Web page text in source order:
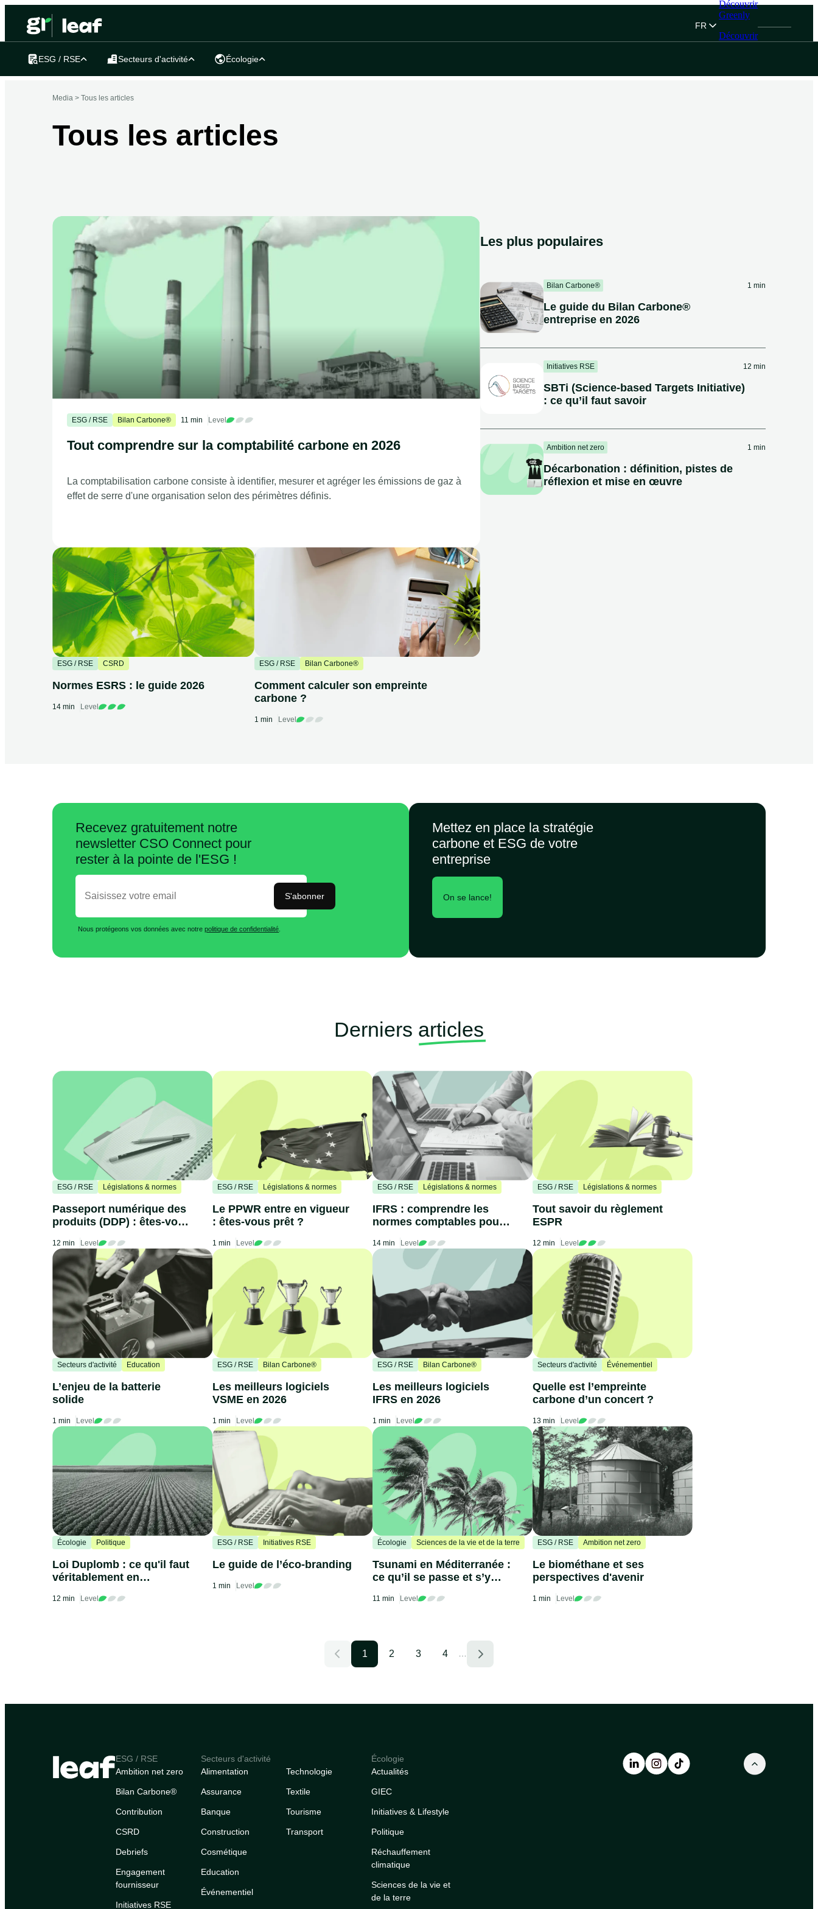
FR
Découvrir
Greenly
Découvrir
ESG / RSE Secteurs d'activité Écologie
Media >Tous les articles
Tous les articles
ESG / RSE Bilan Carbone® 11 min Level
Tout comprendre sur la comptabilité carbone en 2026
La comptabilisation carbone consiste à identifier, mesurer et agréger les émissions de gaz à
effet de serre d'une organisation selon des périmètres définis.
ESG / RSE CSRD
Normes ESRS : le guide 2026
14 min Level
ESG / RSE Bilan Carbone®
Comment calculer son empreinte
carbone ?
1 min Level
Les plus populaires
Bilan Carbone® 1 min
Le guide du Bilan Carbone®
entreprise en 2026
Initiatives RSE 12 min
SBTi (Science-based Targets Initiative)
: ce qu’il faut savoir
Ambition net zero 1 min
Décarbonation : définition, pistes de
réflexion et mise en œuvre
Recevez gratuitement notre
newsletter CSO Connect pour
rester à la pointe de l'ESG !
S'abonner
Nous protégeons vos données avec notrepolitique de confidentialité
Mettez en place la stratégie
carbone et ESG de votre
entreprise
On se lance!
Derniers articles
ESG / RSE Législations & normes
Passeport numérique des
produits (DDP) : êtes-vous
12 min Level
ESG / RSE Législations & normes
Le PPWR entre en vigueur
: êtes-vous prêt ?
1 min Level
ESG / RSE Législations & normes
IFRS : comprendre les
normes comptables pour
14 min Level
ESG / RSE Législations & normes
Tout savoir du règlement
ESPR
12 min Level
Secteurs d'activité Education
L’enjeu de la batterie
solide
1 min Level
ESG / RSE Bilan Carbone®
Les meilleurs logiciels
VSME en 2026
1 min Level
ESG / RSE Bilan Carbone®
Les meilleurs logiciels
IFRS en 2026
1 min Level
Secteurs d'activité Événementiel
Quelle est l’empreinte
carbone d’un concert ?
13 min Level
Écologie Politique
Loi Duplomb : ce qu'il faut
véritablement en
12 min Level
ESG / RSE Initiatives RSE
Le guide de l’éco-branding
1 min Level
Écologie Sciences de la vie et de la terre
Tsunami en Méditerranée :
ce qu’il se passe et s’y
11 min Level
ESG / RSE Ambition net zero
Le biométhane et ses
perspectives d'avenir
1 min Level
1 2 3 4 …
ESG / RSE
Ambition net zero
Bilan Carbone®
Contribution
CSRD
Debriefs
Engagement
fournisseur
Initiatives RSE
Secteurs d'activité
Alimentation
Assurance
Banque
Construction
Cosmétique
Education
Événementiel
Technologie
Textile
Tourisme
Transport
Écologie
Actualités
GIEC
Initiatives & Lifestyle
Politique
Réchauffement
climatique
Sciences de la vie et
de la terre